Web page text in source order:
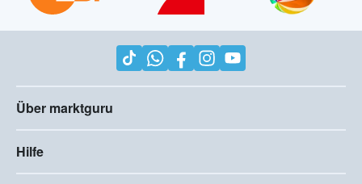
Über marktguru
Hilfe